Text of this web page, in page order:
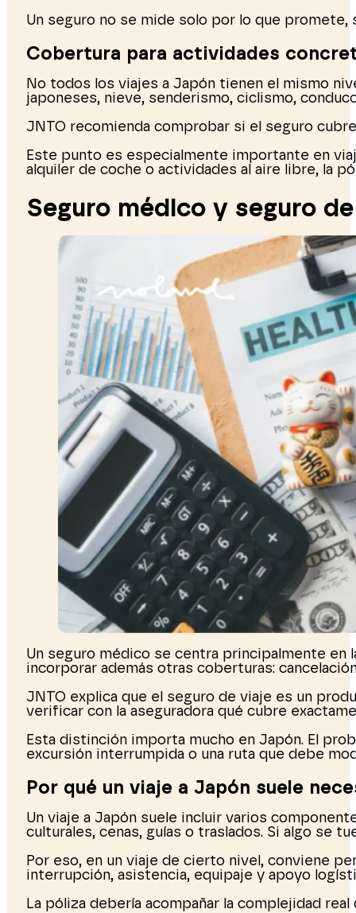
Un seguro no se mide solo por lo que
Cobertura para actividades
No todos los viajes a Japón tienen el mismo
japoneses, nieve, senderismo, ciclismo,
JNTO recomienda comprobar si el seguro
Este punto es especialmente importante en
alquiler de coche o actividades al aire libre, la
Seguro médico y seguro
Un seguro médico se centra principalmente en
incorporar además otras coberturas:
JNTO explica que el seguro de viaje es un
verificar con la aseguradora qué cubre
Esta distinción importa mucho en Japón. El
excursión interrumpida o una ruta que debe
Por qué un viaje a Japón suele
Un viaje a Japón suele incluir varios
culturales, cenas, guías o traslados. Si algo se
Por eso, en un viaje de cierto nivel, conviene
interrupción, asistencia, equipaje y apoyo
La póliza debería acompañar la complejidad